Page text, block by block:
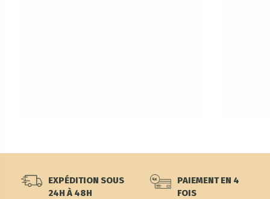
EXPÉDITION SOUS
24H À 48H
PAIEMENT EN 4
FOIS